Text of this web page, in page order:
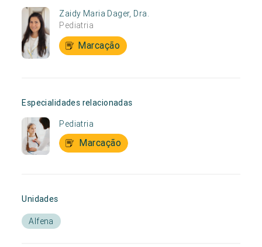
Zaidy Maria Dager, Dra.
Pediatria
Marcação
Especialidades relacionadas
Pediatria
Marcação
Unidades
Alfena